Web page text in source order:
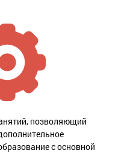
позволяющий
с основной